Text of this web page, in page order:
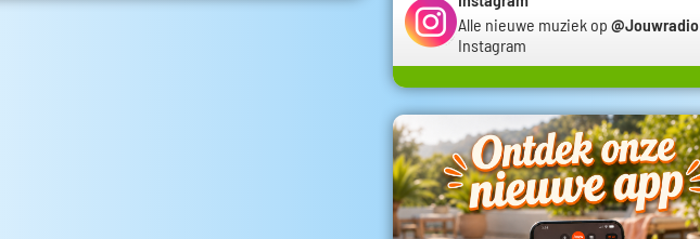
Alle nieuwe muziek op @Jouwradio
Instagram